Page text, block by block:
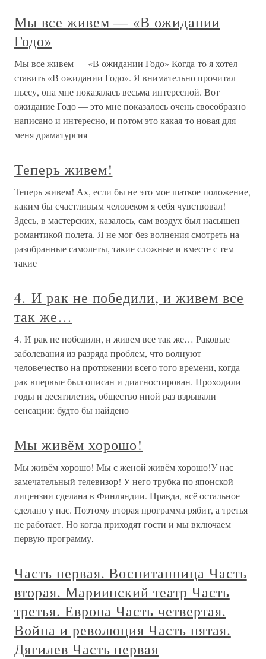
Мы все живем — «В ожидании
Годо»
Мы все живем — «В ожидании Годо» Когда-то я хотел
ставить «В ожидании Годо». Я внимательно прочитал
пьесу, она мне показалась весьма интересной. Вот
ожидание Годо — это мне показалось очень своеобразно
написано и интересно, и потом это какая-то новая для
меня драматургия
Теперь живем!
Теперь живем! Ах, если бы не это мое шаткое положение,
каким бы счастливым человеком я себя чувствовал!
Здесь, в мастерских, казалось, сам воздух был насыщен
романтикой полета. Я не мог без волнения смотреть на
разобранные самолеты, такие сложные и вместе с тем
такие
4. И рак не победили, и живем все
так же…
4. И рак не победили, и живем все так же… Раковые
заболевания из разряда проблем, что волнуют
человечество на протяжении всего того времени, когда
рак впервые был описан и диагностирован. Проходили
годы и десятилетия, общество иной раз взрывали
сенсации: будто бы найдено
Мы живём хорошо!
Мы живём хорошо! Мы с женой живём хорошо!У нас
замечательный телевизор! У него трубка по японской
лицензии сделана в Финляндии. Правда, всё остальное
сделано у нас. Поэтому вторая программа рябит, а третья
не работает. Но когда приходят гости и мы включаем
первую программу,
Часть первая. Воспитанница Часть
вторая. Мариинский театр Часть
третья. Европа Часть четвертая.
Война и революция Часть пятая.
Дягилев Часть первая